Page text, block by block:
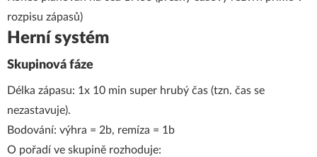
rozpisu zápasů)
Herní systém
Skupinová fáze
Délka zápasu: 1x 10 min super hrubý čas (tzn. čas se
nezastavuje).
Bodování: výhra = 2b, remíza = 1b
O pořadí ve skupině rozhoduje: